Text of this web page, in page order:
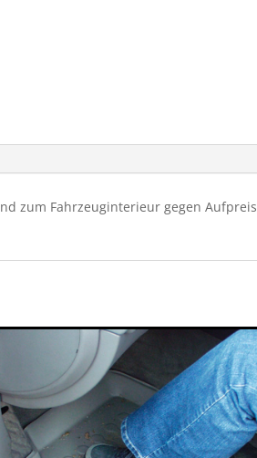
zum Fahrzeuginterieur gegen Aufpreis